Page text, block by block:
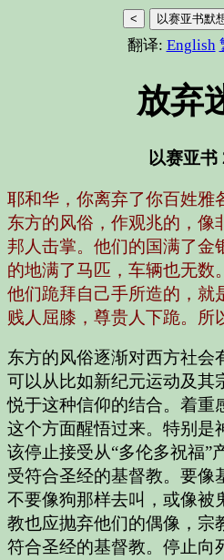
< 以赛亚书默
翻译: English
放弃
以赛亚书
耶和华，你离弃了你百姓雅
东方的风俗，作观兆的，像
邦人击掌。他们的国满了金
的地满了马匹，车辆也无数
他们跪拜自己手所造的，就
贱人屈膝，尊贵人下跪。所
东方的风俗逐渐对西方社会
可以从比如新纪元运动及其
悦于这种信仰的结合。着重
这个方面醒悟过来。特别是
该停止接受从“多伦多祝福”
受符合圣经的基督教。要像
不要像狗那样去叫，或像被
教也应抛弃他们的偶像，宗
符合圣经的基督教。停止向